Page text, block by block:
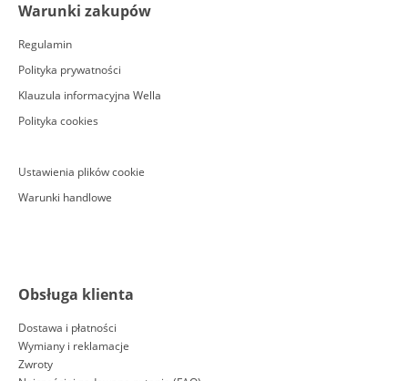
Warunki zakupów
Regulamin
Polityka prywatności
Klauzula informacyjna Wella
Polityka cookies
Ustawienia plików cookie
Warunki handlowe
Obsługa klienta
Dostawa i płatności
Wymiany i reklamacje
Zwroty